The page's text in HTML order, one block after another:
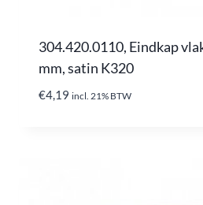
304.420.0110, Eindkap
mm, satin K320
€4,19 incl. 21% BTW